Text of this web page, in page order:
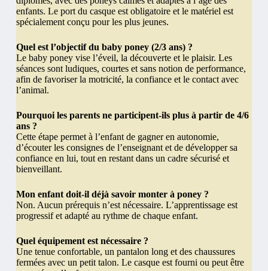
enfants. Le port du casque est obligatoire et le matériel est
spécialement conçu pour les plus jeunes.
Quel est l’objectif du baby poney (2/3 ans) ?
Le baby poney vise l’éveil, la découverte et le plaisir. Les
séances sont ludiques, courtes et sans notion de performance,
afin de favoriser la motricité, la confiance et le contact avec
l’animal.
Pourquoi les parents ne participent-ils plus à partir de 4/6
ans ?
Cette étape permet à l’enfant de gagner en autonomie,
d’écouter les consignes de l’enseignant et de développer sa
confiance en lui, tout en restant dans un cadre sécurisé et
bienveillant.
Mon enfant doit-il déjà savoir monter à poney ?
Non. Aucun prérequis n’est nécessaire. L’apprentissage est
progressif et adapté au rythme de chaque enfant.
Quel équipement est nécessaire ?
Une tenue confortable, un pantalon long et des chaussures
fermées avec un petit talon. Le casque est fourni ou peut être